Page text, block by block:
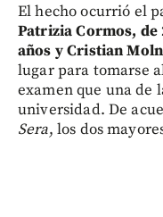
El hecho ocurrió el
Patrizia Cormos, de
años y Cristian
lugar para tomarse
examen que una de
universidad. De
Sera, los dos